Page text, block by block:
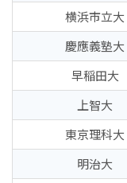
横浜市立大
慶應義塾大
早稲田大
上智大
東京理科大
明治大